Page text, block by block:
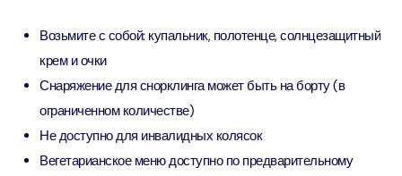
Возьмите с собой: купальник, полотенце, солнцезащитный
крем и очки
Снаряжение для снорклинга может быть на борту (в
ограниченном количестве)
Не доступно для инвалидных колясок
Вегетарианское меню доступно по предварительному